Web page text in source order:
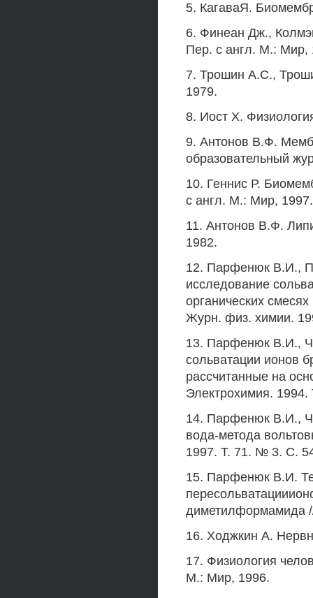
5. КагаваЯ.
6. Финеан Дж.,
Пер. с англ. М.: Мир,
7. Трошин A.C.,
1979.
8. Иост X.
9. Антонов В.Ф.
образовательный
10. Геннис Р.
с англ. М.: Мир, 1997.
11. Антонов В.Ф.
1982.
12. Парфенюк В.И.,
исследование
органических
Журн. физ. химии.
13. Парфенюк В.И.,
сольватации ионов
рассчитанные на
Электрохимия.
14. Парфенюк В.И.,
вода-метода
1997. Т. 71. № 3. С.
15. Парфенюк В.И.
диметилформамида
16. Ходжкин А.
17. Физиология
М.: Мир, 1996.